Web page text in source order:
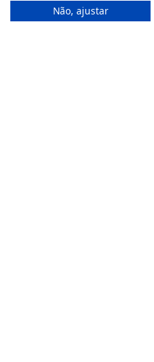
(+351) 22 200 35 45
(Chamada para rede fixa nacional)
Não, ajustar